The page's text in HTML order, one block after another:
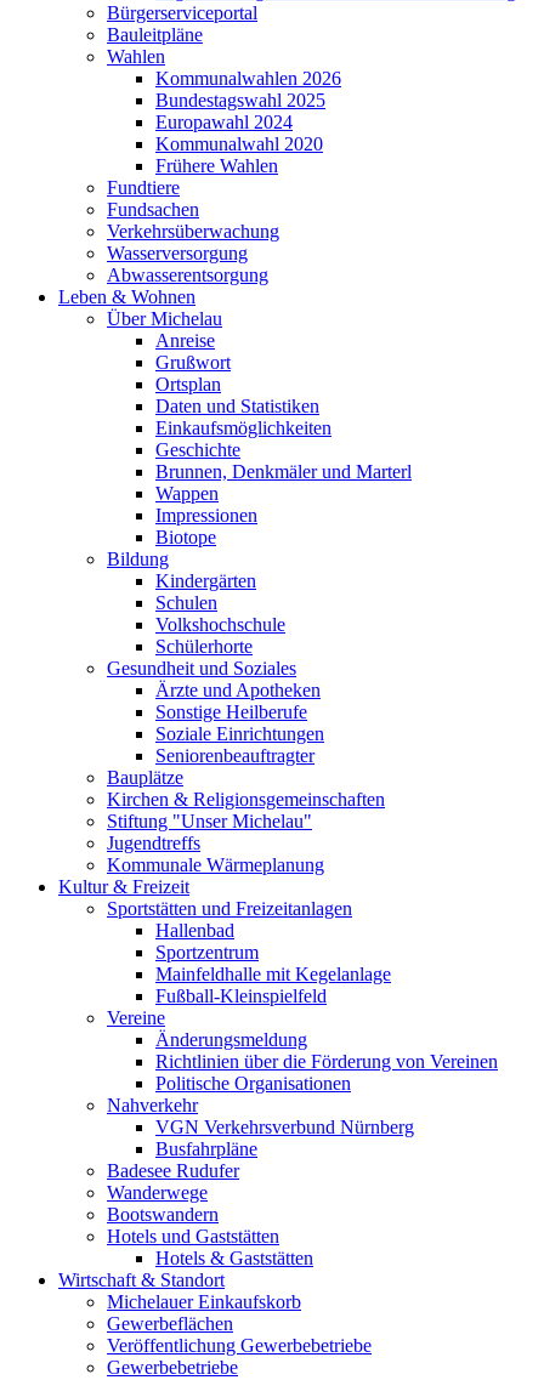
Bürgerserviceportal
Bauleitpläne
Wahlen
Kommunalwahlen 2026
Bundestagswahl 2025
Europawahl 2024
Kommunalwahl 2020
Frühere Wahlen
Fundtiere
Fundsachen
Verkehrsüberwachung
Wasserversorgung
Abwasserentsorgung
Leben & Wohnen
Über Michelau
Anreise
Grußwort
Ortsplan
Daten und Statistiken
Einkaufsmöglichkeiten
Geschichte
Brunnen, Denkmäler und Marterl
Wappen
Impressionen
Biotope
Bildung
Kindergärten
Schulen
Volkshochschule
Schülerhorte
Gesundheit und Soziales
Ärzte und Apotheken
Sonstige Heilberufe
Soziale Einrichtungen
Seniorenbeauftragter
Bauplätze
Kirchen & Religionsgemeinschaften
Stiftung "Unser Michelau"
Jugendtreffs
Kommunale Wärmeplanung
Kultur & Freizeit
Sportstätten und Freizeitanlagen
Hallenbad
Sportzentrum
Mainfeldhalle mit Kegelanlage
Fußball-Kleinspielfeld
Vereine
Änderungsmeldung
Richtlinien über die Förderung von Vereinen
Politische Organisationen
Nahverkehr
VGN Verkehrsverbund Nürnberg
Busfahrpläne
Badesee Rudufer
Wanderwege
Bootswandern
Hotels und Gaststätten
Hotels & Gaststätten
Wirtschaft & Standort
Michelauer Einkaufskorb
Gewerbeflächen
Veröffentlichung Gewerbebetriebe
Gewerbebetriebe